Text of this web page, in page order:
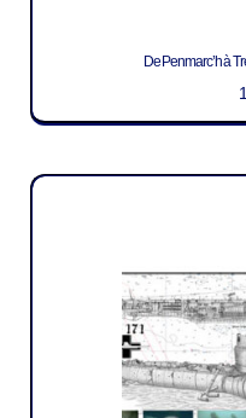
De Penmarc’h à